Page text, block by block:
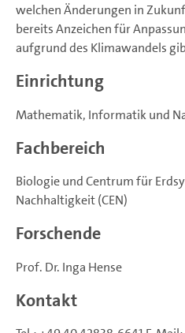
welchen Änderungen in
bereits Anzeichen für
aufgrund des Klimawandels
Einrichtung
Mathematik, Informatik und
Fachbereich
Biologie und Centrum für
Nachhaltigkeit (CEN)
Forschende
Prof. Dr. Inga Hense
Kontakt